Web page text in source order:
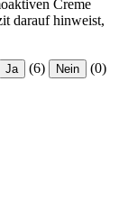
Creme
darauf hinweist,
Ja (6) Nein (0)